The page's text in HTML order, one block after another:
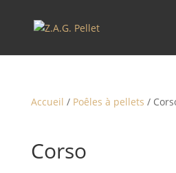
Accueil / Poêles à pellets /
Corso